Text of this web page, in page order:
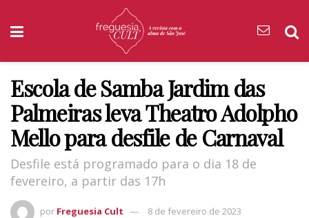
Escola de Samba Jardim das
Palmeiras leva Theatro Adolpho
Mello para desfile de Carnaval
Desfile está programado para o dia 18 de
fevereiro, a partir das 17h
por Freguesia Cult 8 de fevereiro de 2023